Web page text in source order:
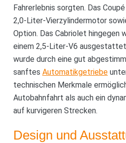
Fahrerlebnis sorgten. Das
2,0-Liter-Vierzylindermotor
Option. Das Cabriolet hingegen
einem 2,5-Liter-V6
wurde durch eine gut
sanftes Automatikgetriebe
technischen Merkmale
Autobahnfahrt als auch ein
auf kurvigeren Strecken.
Design und